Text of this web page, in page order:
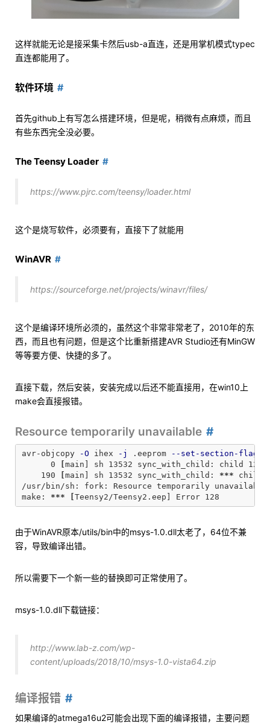
这样就能无论是接采集卡然后usb-a直连，还是用掌机模式typec
直连都能用了。
软件环境
首先github上有写怎么搭建环境，但是呢，稍微有点麻烦，而且
有些东西完全没必要。
The Teensy Loader
https://www.pjrc.com/teensy/loader.html
这个是烧写软件，必须要有，直接下了就能用
WinAVR
https://sourceforge.net/projects/winavr/files/
这个是编译环境所必须的，虽然这个非常非常老了，2010年的东
西，而且也有问题，但是这个比重新搭建AVR Studio还有MinGW
等等要方便、快捷的多了。
直接下载，然后安装，安装完成以后还不能直接用，在win10上
make会直接报错。
Resource temporarily unavailable
avr-objcopy -O ihex -j .eeprom --set-section-flags
      0
main] sh 13532 sync_with_child: child
    190
main] sh 13532 sync_with_child: *** child
/usr/bin/sh: fork: Resource temporarily unavailable
make: ***
由于WinAVR原本/utils/bin中的msys-1.0.dll太老了，64位不兼
容，导致编译出错。
所以需要下一个新一些的替换即可正常使用了。
msys-1.0.dll下载链接：
http://www.lab-z.com/wp-
content/uploads/2018/10/msys-1.0-vista64.zip
编译报错
如果编译的atmega16u2可能会出现下面的编译报错，主要问题